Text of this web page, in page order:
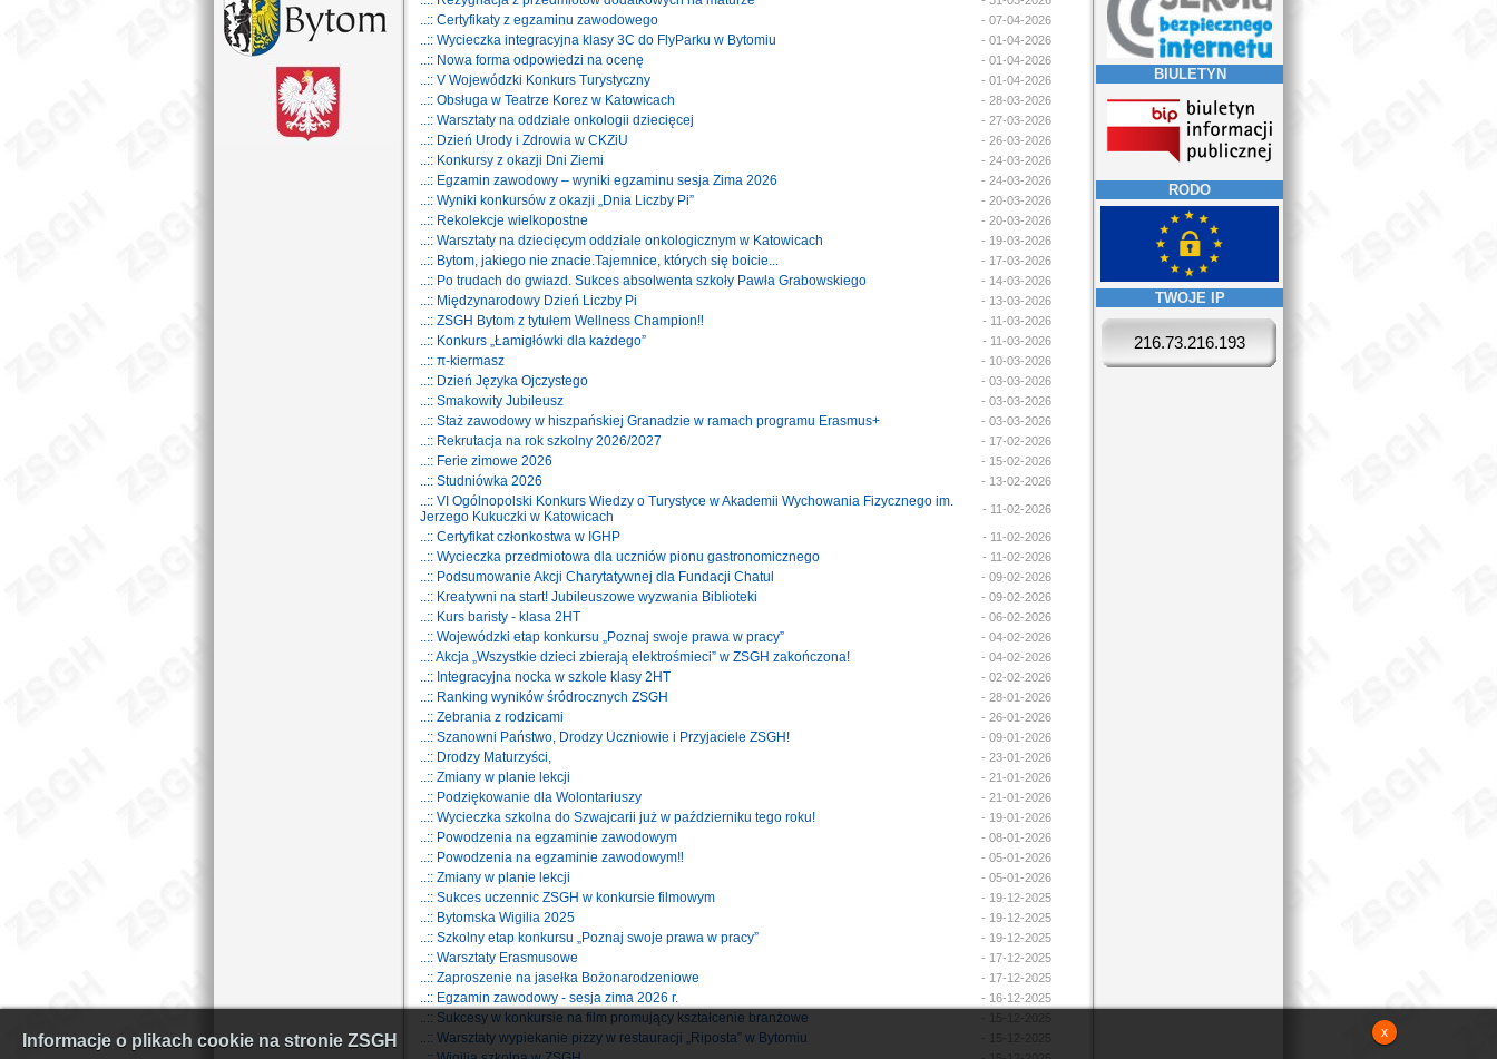
Informacje o plikach cookie na stronie ZSGH x
..:: Certyfikaty z egzaminu zawodowego - 07-04-2026
..:: Wycieczka integracyjna klasy 3C do FlyParku w Bytomiu - 01-04-2026
..:: Nowa forma odpowiedzi na ocenę - 01-04-2026
..:: V Wojewódzki Konkurs Turystyczny - 01-04-2026
..:: Obsługa w Teatrze Korez w Katowicach - 28-03-2026
..:: Warsztaty na oddziale onkologii dziecięcej - 27-03-2026
..:: Dzień Urody i Zdrowia w CKZiU - 26-03-2026
..:: Konkursy z okazji Dni Ziemi - 24-03-2026
..:: Egzamin zawodowy – wyniki egzaminu sesja Zima 2026 - 24-03-2026
..:: Wyniki konkursów z okazji „Dnia Liczby Pi” - 20-03-2026
..:: Rekolekcje wielkopostne - 20-03-2026
..:: Warsztaty na dziecięcym oddziale onkologicznym w Katowicach - 19-03-2026
..:: Bytom, jakiego nie znacie.Tajemnice, których się boicie... - 17-03-2026
..:: Po trudach do gwiazd. Sukces absolwenta szkoły Pawła Grabowskiego - 14-03-2026
..:: Międzynarodowy Dzień Liczby Pi - 13-03-2026
..:: ZSGH Bytom z tytułem Wellness Champion‼️ - 11-03-2026
..:: Konkurs „Łamigłówki dla każdego” - 11-03-2026
..:: π-kiermasz - 10-03-2026
..:: Dzień Języka Ojczystego - 03-03-2026
..:: Smakowity Jubileusz - 03-03-2026
..:: Staż zawodowy w hiszpańskiej Granadzie w ramach programu Erasmus+ - 03-03-2026
..:: Rekrutacja na rok szkolny 2026/2027 - 17-02-2026
..:: Ferie zimowe 2026 - 15-02-2026
..:: Studniówka 2026 - 13-02-2026
..:: VI Ogólnopolski Konkurs Wiedzy o Turystyce w Akademii Wychowania Fizycznego im.
Jerzego Kukuczki w Katowicach
- 11-02-2026
..:: Certyfikat członkostwa w IGHP - 11-02-2026
..:: Wycieczka przedmiotowa dla uczniów pionu gastronomicznego - 11-02-2026
..:: Podsumowanie Akcji Charytatywnej dla Fundacji Chatul - 09-02-2026
..:: Kreatywni na start! Jubileuszowe wyzwania Biblioteki - 09-02-2026
..:: Kurs baristy - klasa 2HT - 06-02-2026
..:: Wojewódzki etap konkursu „Poznaj swoje prawa w pracy” - 04-02-2026
..:: Akcja „Wszystkie dzieci zbierają elektrośmieci” w ZSGH zakończona! - 04-02-2026
..:: Integracyjna nocka w szkole klasy 2HT - 02-02-2026
..:: Ranking wyników śródrocznych ZSGH - 28-01-2026
..:: Zebrania z rodzicami - 26-01-2026
..:: Szanowni Państwo, Drodzy Uczniowie i Przyjaciele ZSGH! - 09-01-2026
..:: Drodzy Maturzyści, - 23-01-2026
..:: Zmiany w planie lekcji - 21-01-2026
..:: Podziękowanie dla Wolontariuszy - 21-01-2026
..:: Wycieczka szkolna do Szwajcarii już w październiku tego roku! - 19-01-2026
..:: Powodzenia na egzaminie zawodowym - 08-01-2026
..:: Powodzenia na egzaminie zawodowym‼️ - 05-01-2026
..:: Zmiany w planie lekcji - 05-01-2026
..:: Sukces uczennic ZSGH w konkursie filmowym - 19-12-2025
..:: Bytomska Wigilia 2025 - 19-12-2025
..:: Szkolny etap konkursu „Poznaj swoje prawa w pracy” - 19-12-2025
..:: Warsztaty Erasmusowe - 17-12-2025
..:: Zaproszenie na jasełka Bożonarodzeniowe - 17-12-2025
..:: Egzamin zawodowy - sesja zima 2026 r. - 16-12-2025
..:: Sukcesy w konkursie na film promujący kształcenie branżowe
..:: Warsztaty wypiekanie pizzy w restauracji „Riposta” w Bytomiu
BIULETYN
RODO
TWOJE IP
216.73.216.193